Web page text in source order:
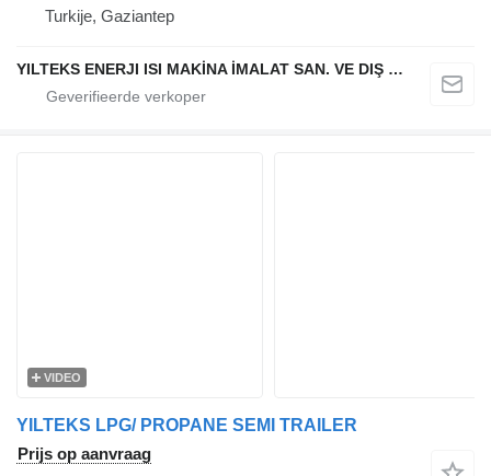
Turkije, Gaziantep
YILTEKS ENERJI ISI MAKİNA İMALAT SAN. VE DIŞ TİC. LTD. ŞTİ.
VIDEO
YILTEKS LPG/ PROPANE SEMI TRAILER
Prijs op aanvraag